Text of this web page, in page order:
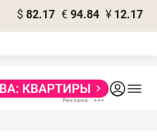
$ 82.17 € 94.84 ¥ 12.17